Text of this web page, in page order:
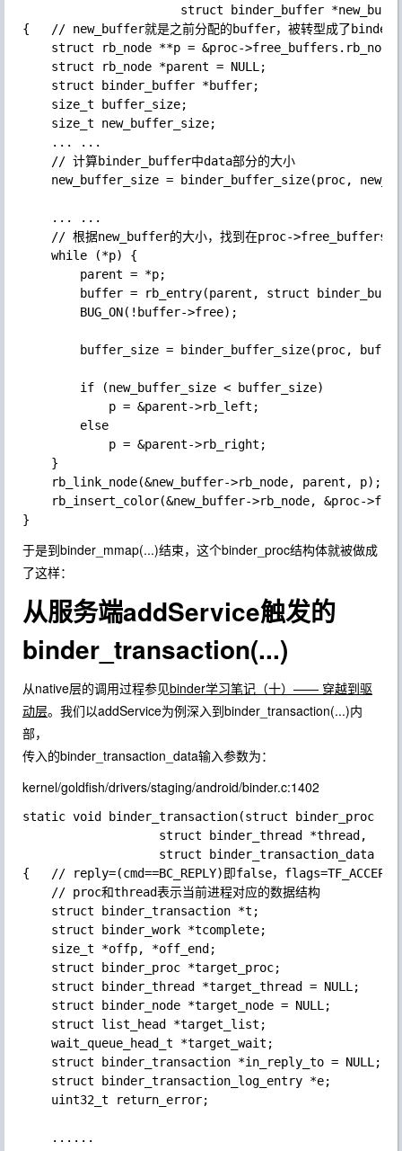
struct binder_buffer
{   // new_buffer就是之前分配的buffer，被转型成了
    struct rb_node **p = &proc->free_buffers.rb_node;
    struct rb_node *parent = NULL;
    struct binder_buffer *buffer;
    size_t buffer_size;
    size_t new_buffer_size;
    ... ...
    // 计算binder_buffer中data部分的大小
new_buffer_size = binder_buffer_size(proc,
    ... ...
// 根据new_buffer的大小，找到在proc->free_buffers红
    while (*p) {
        parent = *p;
buffer = rb_entry(parent, struct
        BUG_ON(!buffer->free);
buffer_size = binder_buffer_size(proc,
        if (new_buffer_size < buffer_size)
            p = &parent->rb_left;
        else
            p = &parent->rb_right;
    }
    rb_link_node(&new_buffer->rb_node, parent, p);
rb_insert_color(&new_buffer->rb_node, &proc-
于是到binder_mmap(...)结束，这个binder_proc结构体就被做成
了这样：
从服务端addService触发的
binder_transaction(...)
从native层的调用过程参见binder学习笔记（十）—— 穿越到驱
动层。我们以addService为例深入到binder_transaction(...)内
部，
传入的binder_transaction_data输入参数为：
kernel/goldfish/drivers/staging/android/binder.c:1402
static void binder_transaction(struct binder_proc
                   struct binder_thread *thread,
struct binder_transaction_data
{   // reply=(cmd==BC_REPLY)即false，
    // proc和thread表示当前进程对应的数据结构
    struct binder_transaction *t;
    struct binder_work *tcomplete;
    size_t *offp, *off_end;
    struct binder_proc *target_proc;
    struct binder_thread *target_thread = NULL;
    struct binder_node *target_node = NULL;
    struct list_head *target_list;
    wait_queue_head_t *target_wait;
    struct binder_transaction *in_reply_to = NULL;
    struct binder_transaction_log_entry *e;
    uint32_t return_error;
    ......